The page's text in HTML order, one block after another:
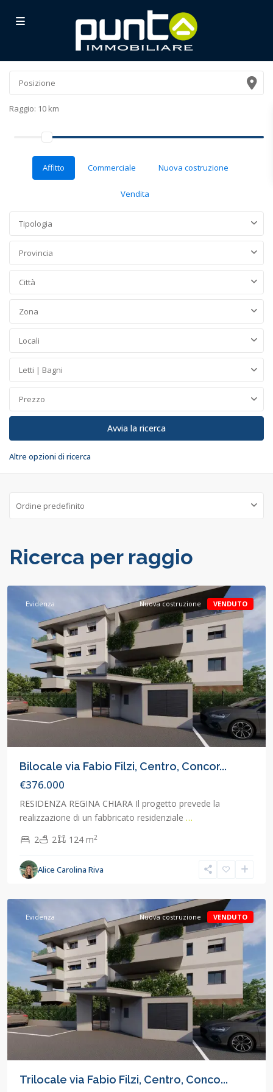
Raggio: 10 km
Affitto Commerciale Nuova costruzione
Vendita
Tipologia
Provincia
Città
Zona
Locali
Letti | Bagni
Prezzo
Altre opzioni di ricerca
Ordine predefinito
Ricerca per raggio
Concorezzo,
Evidenza Nuova costruzione VENDUTO
Bilocale via Fabio Filzi, Centro, Concor...
€376.000
RESIDENZA REGINA CHIARA Il progetto prevede la
realizzazione di un fabbricato residenziale …
2
2 124 m2
Alice Carolina Riva
Concorezzo,
Evidenza Nuova costruzione VENDUTO
Trilocale via Fabio Filzi, Centro, Conco...